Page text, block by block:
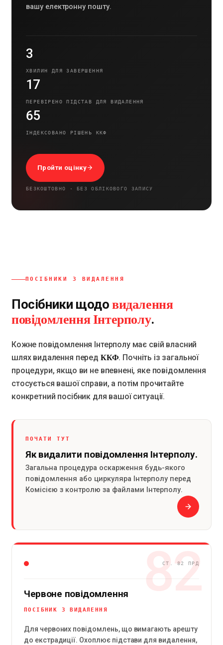
вашу електронну пошту.
3
ХВИЛИН ДЛЯ ЗАВЕРШЕННЯ
17
ПЕРЕВІРЕНО ПІДСТАВ ДЛЯ ВИДАЛЕННЯ
65
ІНДЕКСОВАНО РІШЕНЬ ККФ
Пройти оцінку
БЕЗКОШТОВНО · БЕЗ ОБЛІКОВОГО ЗАПИСУ
ПОСІБНИКИ З ВИДАЛЕННЯ
Посібники щодо видалення
повідомлення Інтерполу.
Кожне повідомлення Інтерполу має свій власний
шлях видалення перед ККФ. Почніть із загальної
процедури, якщо ви не впевнені, яке повідомлення
стосується вашої справи, а потім прочитайте
конкретний посібник для вашої ситуації.
ПОЧАТИ ТУТ
Як видалити повідомлення Інтерполу.
Загальна процедура оскарження будь-якого
повідомлення або циркуляра Інтерполу перед
Комісією з контролю за файлами Інтерполу.
82
СТ. 82 ПРД
Червоне повідомлення
ПОСІБНИК З ВИДАЛЕННЯ
Для червоних повідомлень, що вимагають арешту
до екстрадиції. Охоплює підстави для видалення,